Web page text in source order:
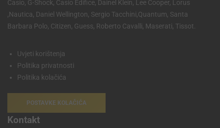
Casio, G-Shock, Casio Edifice, Dainel Klein, Lee Cooper, Lorus
,Nautica, Daniel Wellington, Sergio Tacchini,Quantum, Santa
Barbara Polo, Citizen, Guess, Roberto Cavalli, Maserati, Tissot.
Uvjeti korištenja
Politika privatnosti
Politika kolačića
POSTAVKE KOLAČIĆA
Kontakt